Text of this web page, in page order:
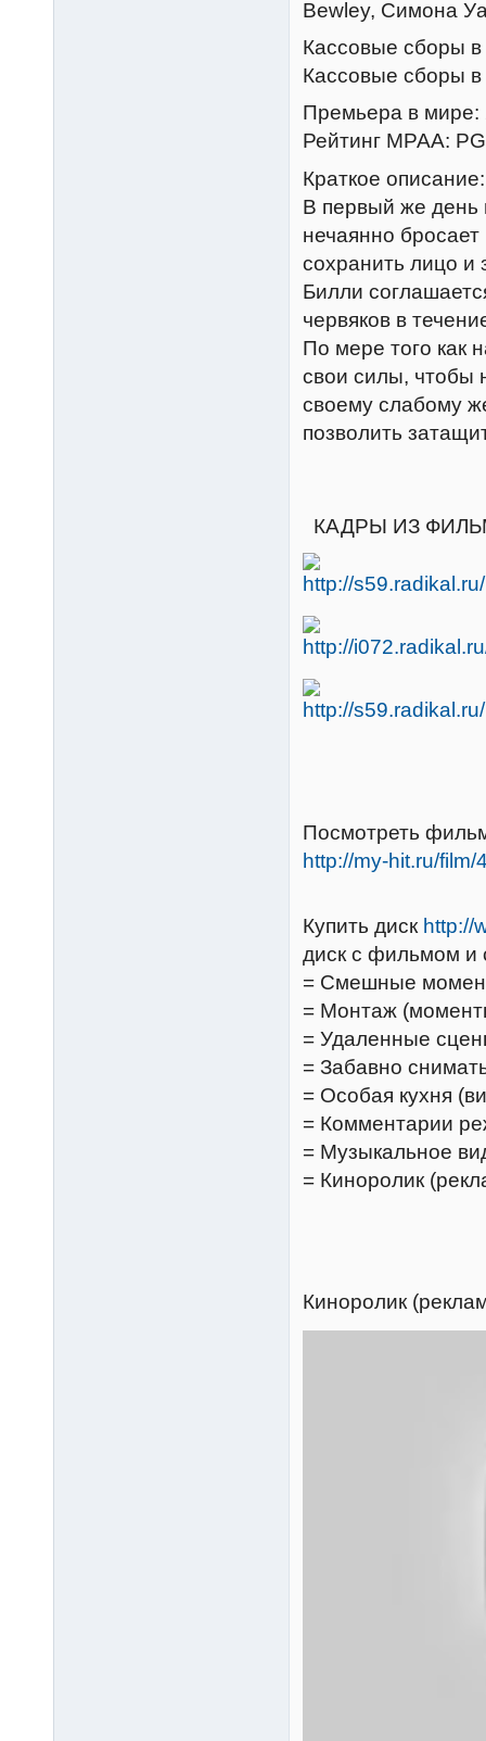
Bewley, Симона
Кассовые сборы
Кассовые сборы
Премьера в мире:
Рейтинг MPAA:
Краткое описание:
В первый же день
нечаянно
сохранить лицо и
Билли
червяков в
По мере того как
свои силы, чтобы
своему слабому
позволить
КАДРЫ ИЗ
Посмотреть
http://my-hit.ru/film/
Купить диск http://
диск с фильмом
= Смешные
= Монтаж
= Удаленные
= Забавно
= Особая кухня
= Комментарии
= Музыкальное
= Киноролик
Киноролик